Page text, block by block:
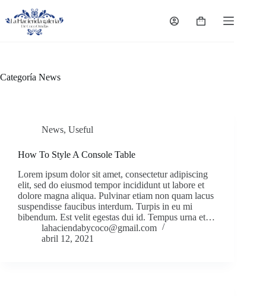
contenido
Carro
Categoría News
News, Useful
How To Style A Console Table
Lorem ipsum dolor sit amet, consectetur adipiscing
elit, sed do eiusmod tempor incididunt ut labore et
dolore magna aliqua. Pulvinar etiam non quam lacus
suspendisse faucibus interdum. Turpis in eu mi
bibendum. Est velit egestas dui id. Tempus urna et…
lahaciendabycoco@gmail.com
abril 12, 2021